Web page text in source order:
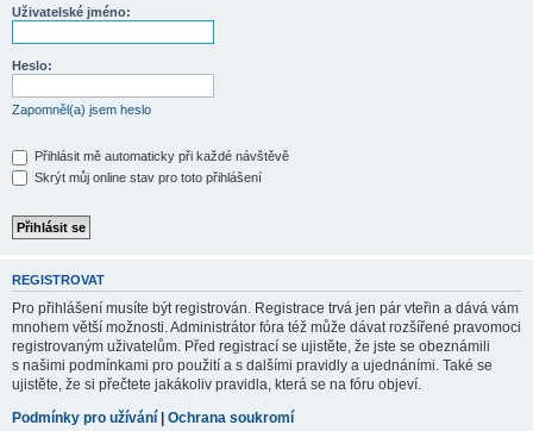
Uživatelské jméno:
Heslo:
Zapomněl(a) jsem heslo
Přihlásit mě automaticky při každé návštěvě
Skrýt můj online stav pro toto přihlášení
REGISTROVAT
Pro přihlášení musíte být registrován. Registrace trvá jen pár vteřin a dává vám
mnohem větší možnosti. Administrátor fóra též může dávat rozšířené pravomoci
registrovaným uživatelům. Před registrací se ujistěte, že jste se obeznámili
s našimi podmínkami pro použití a s dalšími pravidly a ujednáními. Také se
ujistěte, že si přečtete jakákoliv pravidla, která se na fóru objeví.
Podmínky pro užívání | Ochrana soukromí